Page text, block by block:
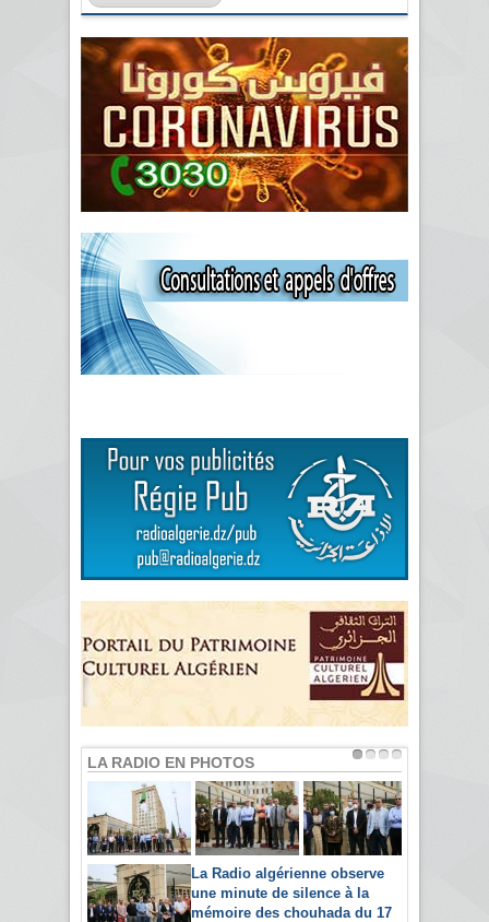
LA RADIO EN PHOTOS
La Radio algérienne observe
une minute de silence à la
mémoire des chouhada du 17